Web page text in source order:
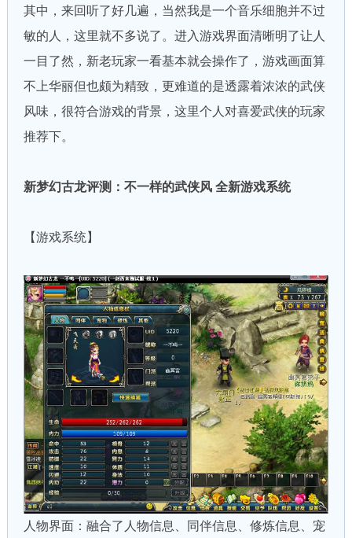
其中，来回听了好几遍，当然我是一个音乐细胞并不过
敏的人，这里就不多说了。进入游戏界面清晰明了让人
一目了然，新老玩家一看基本就会操作了，游戏画面算
不上华丽但也颇为精致，更难道的是透露着浓浓的武侠
风味，很符合游戏的背景，这里个人对喜爱武侠的玩家
推荐下。
新梦幻古龙评测：不一样的武侠风 全新游戏系统
【游戏系统】
人物界面：融合了人物信息、同伴信息、修炼信息、宠